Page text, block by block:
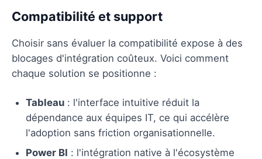
Compatibilité et support
Choisir sans évaluer la compatibilité expose à des
blocages d'intégration coûteux. Voici comment
chaque solution se positionne :
Tableau : l'interface intuitive réduit la
dépendance aux équipes IT, ce qui accélère
l'adoption sans friction organisationnelle.
Power BI : l'intégration native à l'écosystème